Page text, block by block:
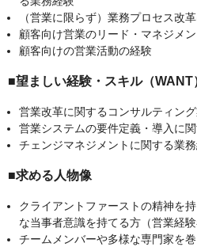
（営業に限らず）業務プロセス改
顧客向け営業のリード・マネジメ
顧客向けの営業活動の経験
■望ましい経験・スキル（WANT
営業改革に関するコンサルティン
営業システムの要件定義・導入に
チェンジマネジメントに関する業
■求める人物像
クライアントファーストの精神を
な当事者意識を持てる方（営業経験
チームメンバーや多様な専門家を